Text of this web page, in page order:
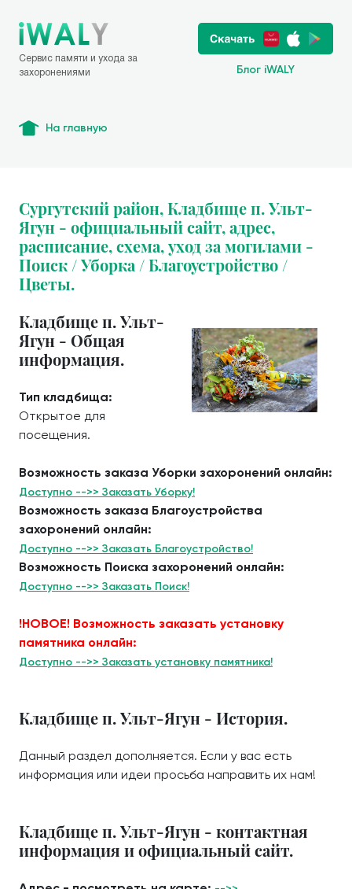
Сервис памяти и ухода за
захоронениями
Блог iWALY
На главную
Сургутский район, Кладбище п. Ульт-
Ягун - официальный сайт, адрес,
расписание, схема, уход за могилами -
Поиск / Уборка / Благоустройство /
Цветы.
Кладбище п. Ульт-
Ягун - Общая
информация.
Тип кладбища:
Открытое для
посещения.
Возможность заказа Уборки захоронений онлайн:
Доступно -->> Заказать Уборку!
Возможность заказа Благоустройства
захоронений онлайн:
Доступно -->> Заказать Благоустройство!
Возможность Поиска захоронений онлайн:
Доступно -->> Заказать Поиск!
!НОВОЕ! Возможность заказать установку
памятника онлайн:
Доступно -->> Заказать установку памятника!
Кладбище п. Ульт-Ягун - История.
Данный раздел дополняется. Если у вас есть
информация или идеи просьба направить их нам!
Кладбище п. Ульт-Ягун - контактная
информация и официальный сайт.